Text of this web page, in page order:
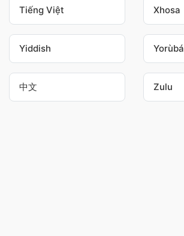
Tiếng Việt Xhosa
Yiddish Yorùbá
中文 Zulu